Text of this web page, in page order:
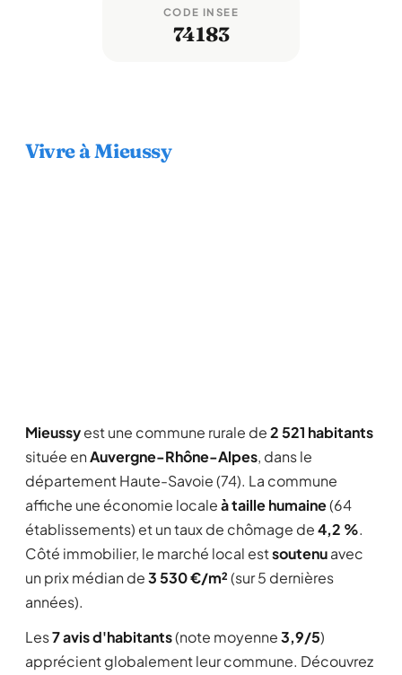
CODE INSEE
74183
Vivre à Mieussy
Mieussyest une commune rurale de2 521 habitants
située enAuvergne-Rhône-Alpes, dans le
département Haute-Savoie (74). La commune
affiche une économie localeà taille humaine(64
établissements) et un taux de chômage de4,2 %.
Côté immobilier, le marché local estsoutenuavec
un prix médian de3 530 €/m²(sur 5 dernières
années).
Les7 avis d'habitants(note moyenne3,9/5)
apprécient globalement leur commune. Découvrez